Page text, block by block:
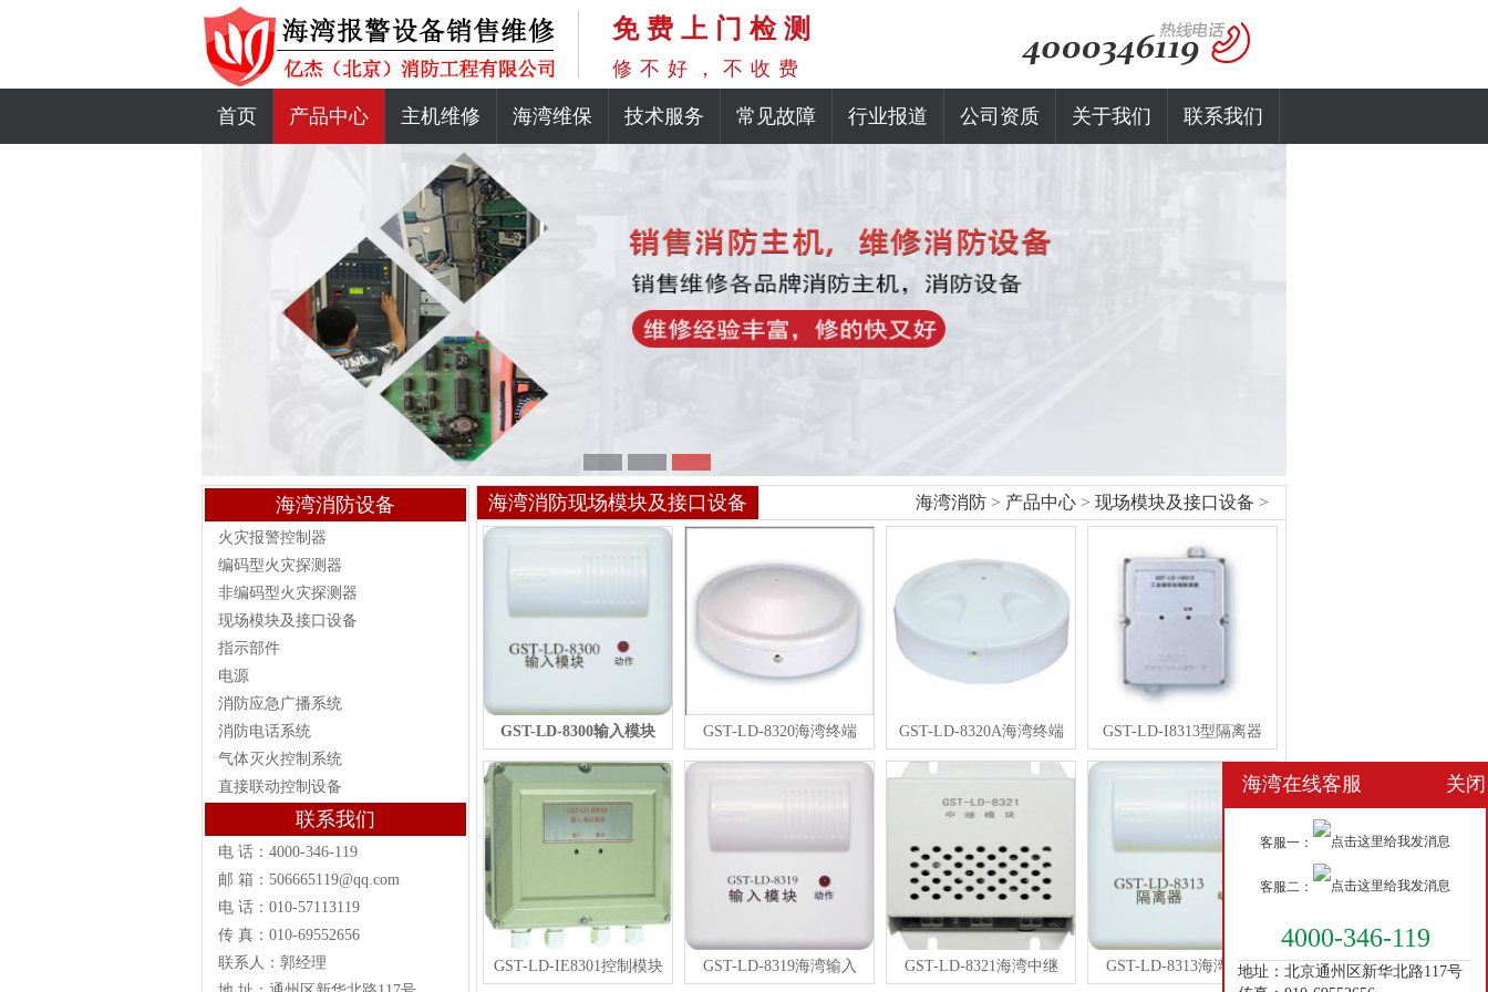
免费上门检测
修不好，不收费
首页 产品中心 主机维修 海湾维保 技术服务 常见故障 行业报道 公司资质 关于我们 联系我们
海湾消防设备
火灾报警控制器
编码型火灾探测器
非编码型火灾探测器
现场模块及接口设备
指示部件
电源
消防应急广播系统
消防电话系统
气体灭火控制系统
直接联动控制设备
联系我们
电 话：4000-346-119
邮 箱：506665119@qq.com
电 话：010-57113119
传 真：010-69552656
联系人：郭经理
海湾消防现场模块及接口设备 海湾消防 > 产品中心 > 现场模块及接口设备 >
GST-LD-8300输入模块 GST-LD-8320海湾终端 GST-LD-8320A海湾终端 GST-LD-I8313型隔离器
GST-LD-IE8301控制模块 GST-LD-8319海湾输入 GST-LD-8321海湾中继 GST-LD-8313海湾隔离
海湾在线客服 关闭
客服一：
客服二：
4000-346-119
地址：北京通州区新华北路117号